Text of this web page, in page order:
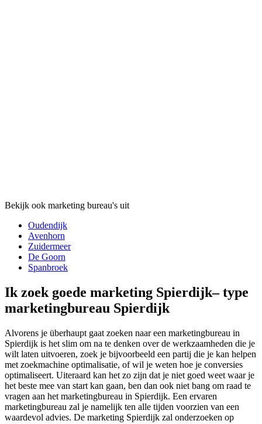
Bekijk ook marketing bureau's uit
Oudendijk
Avenhorn
Zuidermeer
De Goorn
Spanbroek
Ik zoek goede marketing Spierdijk– type
marketingbureau Spierdijk
Alvorens je überhaupt gaat zoeken naar een marketingbureau in
Spierdijk is het slim om na te denken over de werkzaamheden die je
wilt laten uitvoeren, zoek je bijvoorbeeld een partij die je kan helpen
met zoekmachine optimalisatie, of wil je weten hoe je conversies
optimaliseert. Uiteraard kan het zo zijn dat je niet goed weet waar je
het beste mee van start kan gaan, ben dan ook niet bang om raad te
vragen aan het marketingbureau in Spierdijk. Een ervaren
marketingbureau zal je namelijk ten alle tijden voorzien van een
waardevol advies. De marketing Spierdijk zal onderzoeken op